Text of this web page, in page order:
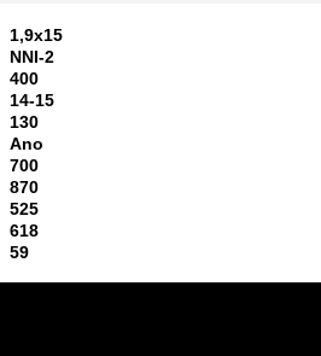
1,9x15
NNI-2
400
14-15
130
Ano
700
870
525
618
59